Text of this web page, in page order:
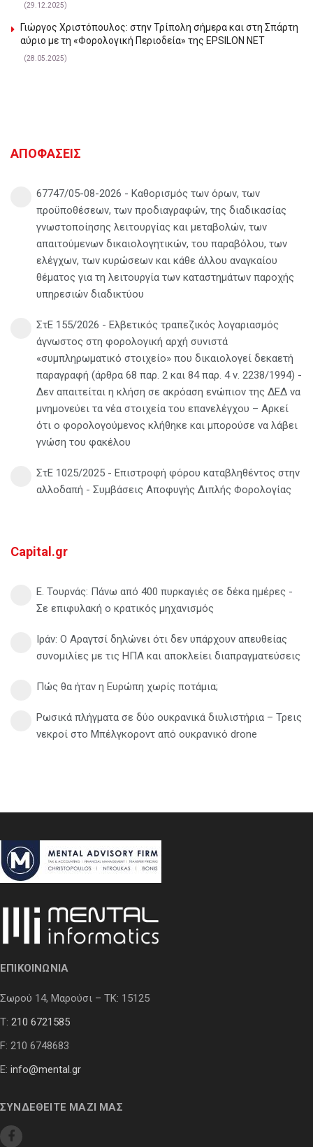
(29.12.2025)
Γιώργος Χριστόπουλος: στην Τρίπολη σήμερα και στη Σπάρτη
αύριο με τη «Φορολογική Περιοδεία» της EPSILON NET
(28.05.2025)
ΑΠΟΦΑΣΕΙΣ
67747/05-08-2026 - Καθορισμός των όρων, των
προϋποθέσεων, των προδιαγραφών, της διαδικασίας
γνωστοποίησης λειτουργίας και μεταβολών, των
απαιτούμενων δικαιολογητικών, του παραβόλου, των
ελέγχων, των κυρώσεων και κάθε άλλου αναγκαίου
θέματος για τη λειτουργία των καταστημάτων παροχής
υπηρεσιών διαδικτύου
ΣτΕ 155/2026 - Ελβετικός τραπεζικός λογαριασμός
άγνωστος στη φορολογική αρχή συνιστά
«συμπληρωματικό στοιχείο» που δικαιολογεί δεκαετή
παραγραφή (άρθρα 68 παρ. 2 και 84 παρ. 4 ν. 2238/1994) -
Δεν απαιτείται η κλήση σε ακρόαση ενώπιον της ΔΕΔ να
μνημονεύει τα νέα στοιχεία του επανελέγχου – Αρκεί
ότι ο φορολογούμενος κλήθηκε και μπορούσε να λάβει
γνώση του φακέλου
ΣτΕ 1025/2025 - Επιστροφή φόρου καταβληθέντος στην
αλλοδαπή - Συμβάσεις Αποφυγής Διπλής Φορολογίας
Capital.gr
Ε. Τουρνάς: Πάνω από 400 πυρκαγιές σε δέκα ημέρες -
Σε επιφυλακή ο κρατικός μηχανισμός
Ιράν: Ο Αραγτσί δηλώνει ότι δεν υπάρχουν απευθείας
συνομιλίες με τις ΗΠΑ και αποκλείει διαπραγματεύσεις
Πώς θα ήταν η Ευρώπη χωρίς ποτάμια;
Ρωσικά πλήγματα σε δύο ουκρανικά διυλιστήρια – Τρεις
νεκροί στο Μπέλγκοροντ από ουκρανικό drone
ΕΠΙΚΟΙΝΩΝΙΑ
Σωρού 14, Μαρούσι – ΤΚ: 15125
Τ: 210 6721585
F: 210 6748683
E: info@mental.gr
ΣΥΝΔΕΘΕΙΤΕ ΜΑΖΙ ΜΑΣ